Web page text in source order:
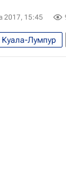
2017, 15:45
Куала-Лумпур